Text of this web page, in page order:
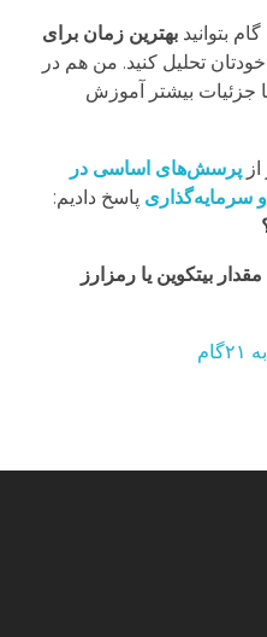
بتوانید بهترین زمان برای
تحلیل کنید. من هم در
جزئیات بیشتر آموزش
پرسش‌های اساسی در
سرمایه‌گذاری پاسخ دادیم:
بیتکوین یا رمزارز